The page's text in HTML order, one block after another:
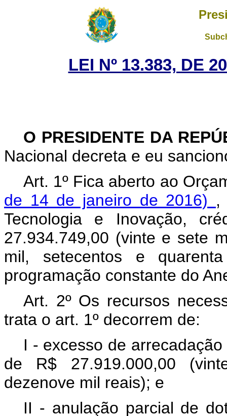
LEI Nº 13.383, DE
O PRESIDENTE DA
Nacional decreta e eu
Art. 1º Fica aberto ao
de 14 de janeiro de 2016) ,
Tecnologia e Inovação,
27.934.749,00 (vinte e sete
mil, setecentos e
programação constante do
Art. 2º Os recursos
trata o art. 1º decorrem de:
I - excesso de
de R$ 27.919.000,00
dezenove mil reais); e
II - anulação parcial de